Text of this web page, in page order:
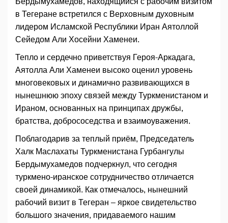
в Тегеране встретился с Верховным духовным
лидером Исламской Республики Иран Аятоллой
Сейедом Али Хосейни Хаменеи.
Тепло и сердечно приветствуя Героя-Аркадага,
Аятолла Али Хаменеи высоко оценил уровень
многовековых и динамично развивающихся в
нынешнюю эпоху связей между Туркменистаном и
Ираном, основанных на принципах дружбы,
братства, добрососедства и взаимоуважения.
Поблагодарив за теплый приём, Председатель
Халк Маслахаты Туркменистана Гурбангулы
Бердымухамедов подчеркнул, что сегодня
туркмено-иранское сотрудничество отличается
своей динамикой. Как отмечалось, нынешний
рабочий визит в Тегеран – яркое свидетельство
большого значения, придаваемого нашим